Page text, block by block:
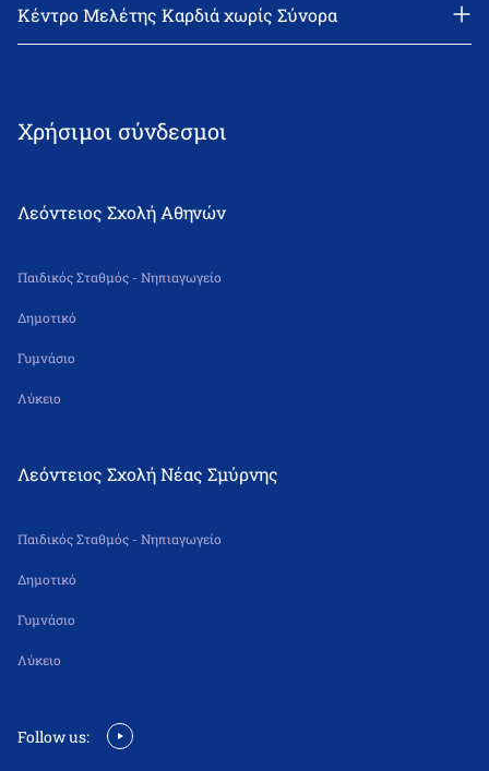
email: info@leonteiosns.gr
Κέντρο Μελέτης Καρδιά χωρίς Σύνορα
Χρήσιμοι σύνδεσμοι
Λεόντειος Σχολή Αθηνών
Παιδικός Σταθμός - Νηπιαγωγείο
Δημοτικό
Γυμνάσιο
Λύκειο
Λεόντειος Σχολή Νέας Σμύρνης
Παιδικός Σταθμός - Νηπιαγωγείο
Δημοτικό
Γυμνάσιο
Λύκειο
Follow us: